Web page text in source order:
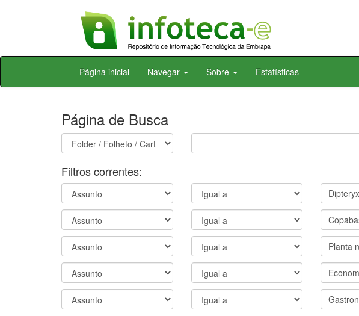
Skip
Página inicial Navegar Sobre Estatísticas
Página de Busca
Filtros correntes: